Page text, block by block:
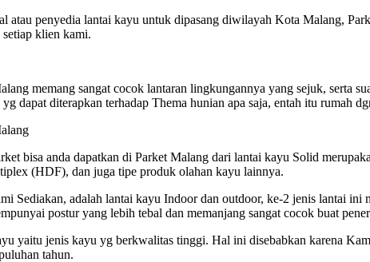
atau penyedia lantai kayu untuk dipasang diwilayah Kota Malang,
klien kami.
memang sangat cocok lantaran lingkungannya yang sejuk, serta
dapat diterapkan terhadap Thema hunian apa saja, entah itu rumah
bisa anda dapatkan di Parket Malang dari lantai kayu Solid
(HDF), dan juga tipe produk olahan kayu lainnya.
Sediakan, adalah lantai kayu Indoor dan outdoor, ke-2 jenis lantai ini
postur yang lebih tebal dan memanjang sangat cocok buat
yaitu jenis kayu yg berkwalitas tinggi. Hal ini disebabkan karena
tahun.